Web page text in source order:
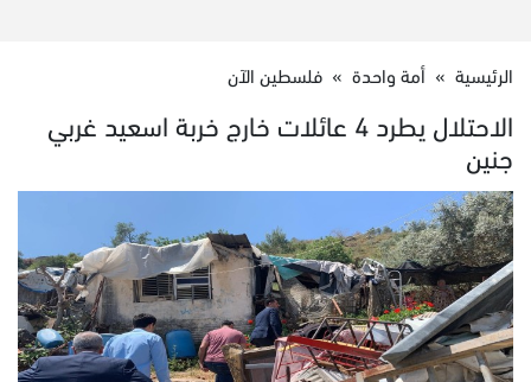
الرئيسية » أمة واحدة » فلسطين الآن
الاحتلال يطرد 4 عائلات خارج خربة اسعيد غربي
جنين